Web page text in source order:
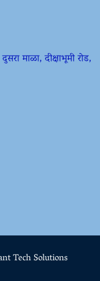
माळा, दीक्षाभूमी रोड,
Tech Solutions